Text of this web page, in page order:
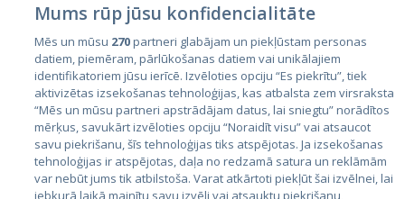
Страны
Эстония
Латвия
Литва
Mums rūp jūsu konfidencialitāte
Mēs un mūsu 270partneri glabājam un piekļūstam personas
datiem, piemēram, pārlūkošanas datiem vai unikālajiem
identifikatoriem jūsu ierīcē. Izvēloties opciju “Es piekrītu”, tiek
aktivizētas izsekošanas tehnoloģijas, kas atbalsta zem virsraksta
“Mēs un mūsu partneri apstrādājam datus, lai sniegtu” norādītos
mērķus, savukārt izvēloties opciju “Noraidīt visu” vai atsaucot
savu piekrišanu, šīs tehnoloģijas tiks atspējotas. Ja izsekošanas
tehnoloģijas ir atspējotas, daļa no redzamā satura un reklāmām
var nebūt jums tik atbilstoša. Varat atkārtoti piekļūt šai izvēlnei, lai
jebkurā laikā mainītu savu izvēli vai atsauktu piekrišanu,